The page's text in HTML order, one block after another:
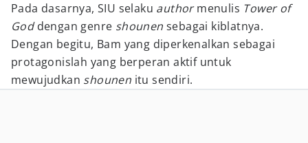
Pada dasarnya, SIU selaku authormenulis Tower of
Goddengan genre shounensebagai kiblatnya.
Dengan begitu, Bam yang diperkenalkan sebagai
protagonislah yang berperan aktif untuk
mewujudkan shounen itu sendiri.